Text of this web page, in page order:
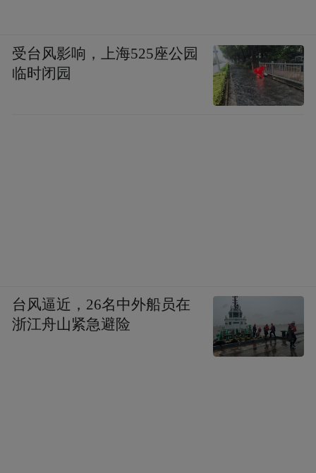
受台风影响，上海525座公园
临时闭园
台风逼近，26名中外船员在
浙江舟山紧急避险